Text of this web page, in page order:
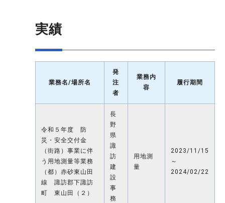
実績
業務名/場所名
発
注
者
業務内
容
履行期間
令和５年度 防
災・安全交付金
（街路）事業に伴
う用地測量等業務
（都）赤砂東山田
線 諏訪郡下諏訪
町 東山田（２）
長
野
県
諏
訪
建
設
事
務
用地測
量
2023/11/15
～
2024/02/22